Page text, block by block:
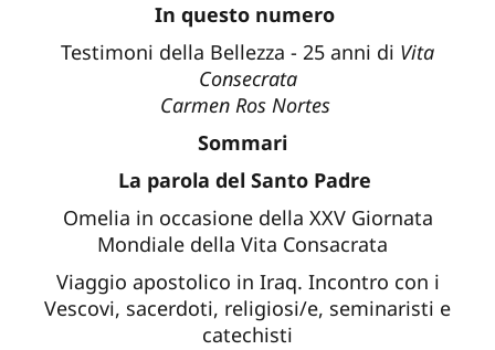
In questo numero
Testimoni della Bellezza - 25 anni di Vita
Consecrata
Carmen Ros Nortes
Sommari
La parola del Santo Padre
Omelia in occasione della XXV Giornata
Mondiale della Vita Consacrata
Viaggio apostolico in Iraq. Incontro con i
Vescovi, sacerdoti, religiosi/e, seminaristi e
catechisti